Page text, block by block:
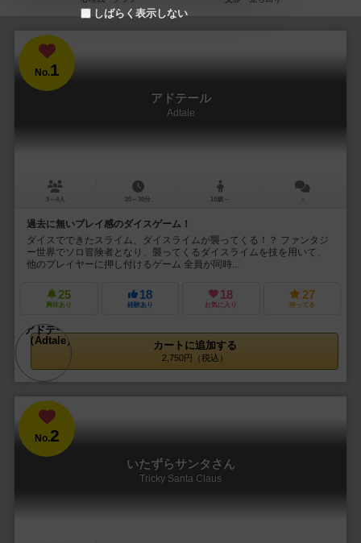
No.1
アドテール
Adtale
3～4人 20～30分 10歳～ －
過去に無いプレイ感のダイスゲーム！
ダイスでできたスライム、ダイスライムが襲ってくる！？ ファンタジ
ー世界でソロ冒険者となり、襲ってくるダイスライムを技を用いて、
他のプレイヤーに押し付けるゲーム 全員が同時...
25
興味あり
18
経験あり
18
お気に入り
27
持ってる
カートに追加する
2,750円（税込）
No.2
いたずらサンタさん
Tricky Santa Claus
しばらく表示しない